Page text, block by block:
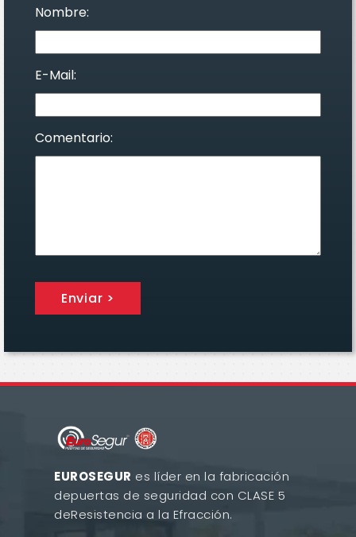
Nombre:
E-Mail:
Comentario:
Enviar >
EUROSEGUR es líder en la fabricación
depuertas de seguridad con CLASE 5
deResistencia a la Efracción.